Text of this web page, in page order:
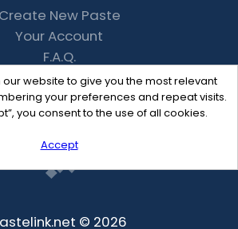
website to give you the most relevant
your preferences and repeat visits.
you consent to the use of all cookies.
Accept
Create New Paste
Your Account
F.A.Q.
Recent
Contact
© 2026